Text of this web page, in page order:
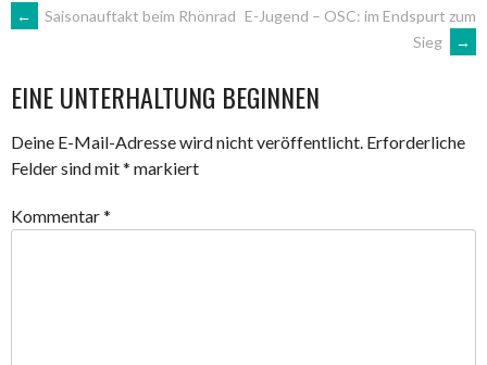
ARTIKEL-
NAVIGATION
← Saisonauftakt beim Rhönrad E-Jugend – OSC: im Endspurt zum
Sieg
→
EINE UNTERHALTUNG BEGINNEN
Deine E-Mail-Adresse wird nicht veröffentlicht. Erforderliche
Felder sind mit* markiert
Kommentar*